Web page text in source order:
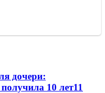
дочери:
10 лет11